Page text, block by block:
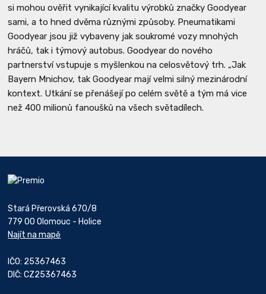
si mohou ověřit vynikající kvalitu výrobků značky Goodyear
sami, a to hned dvěma různými způsoby. Pneumatikami
Goodyear jsou již vybaveny jak soukromé vozy mnohých
hráčů, tak i týmový autobus. Goodyear do nového
partnerství vstupuje s myšlenkou na celosvětový trh. „Jak
Bayern Mnichov, tak Goodyear mají velmi silný mezinárodní
kontext. Utkání se přenášejí po celém světě a tým má vice
než 400 milionů fanoušků na všech světadílech.
Stará Přerovská 670/8
779 00 Olomouc - Holice
Najít na mapě
IČO: 25367463
DIČ: CZ25367463